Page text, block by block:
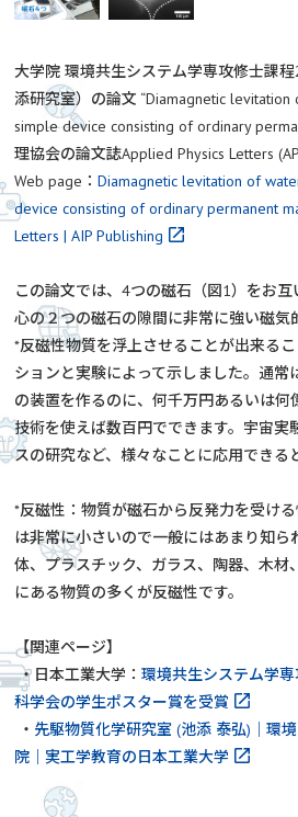
大学院 環境共生システム学専攻修士課
添研究室）の論文 “Diamagnetic
simple device consisting of ordinary
理協会の論文誌Applied Physics Letters
Web page： Diamagnetic levitation of
device consisting of ordinary permanent
Letters | AIP Publishing
この論文では、4つの磁石（図1）をお
心の２つの磁石の隙間に非常に強い磁気
*反磁性物質を浮上させることが出来る
ションと実験によって示しました。通常
の装置を作るのに、何千万円あるいは何
技術を使えば数百円でできます。宇宙実
スの研究など、様々なことに応用でき
*反磁性：物質が磁石から反発力を受け
は非常に小さいので一般にはあまり知ら
体、プラスチック、ガラス、陶器、木材
にある物質の多くが反磁性です。
【関連ページ】
・日本工業大学： 環境共生システム学
科学会の学生ポスター賞を受賞
・ 先駆物質化学研究室 (池添 泰弘)｜環
院｜実工学教育の日本工業大学